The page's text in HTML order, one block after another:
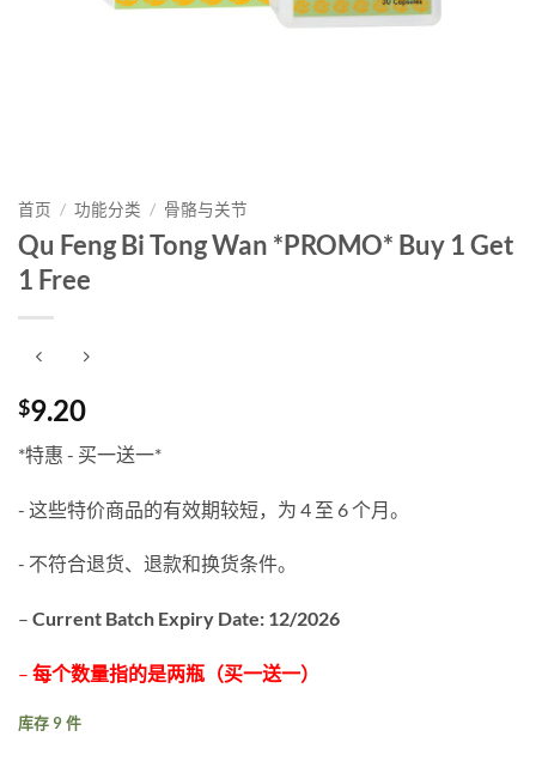
首页 / 功能分类 / 骨骼与关节
Qu Feng Bi Tong Wan *PROMO* Buy 1 Get
1 Free
$9.20
*特惠 - 买一送一*
- 这些特价商品的有效期较短，为 4 至 6 个月。
- 不符合退货、退款和换货条件。
– Current Batch Expiry Date: 12/2026
– 每个数量指的是两瓶（买一送一）
库存 9 件